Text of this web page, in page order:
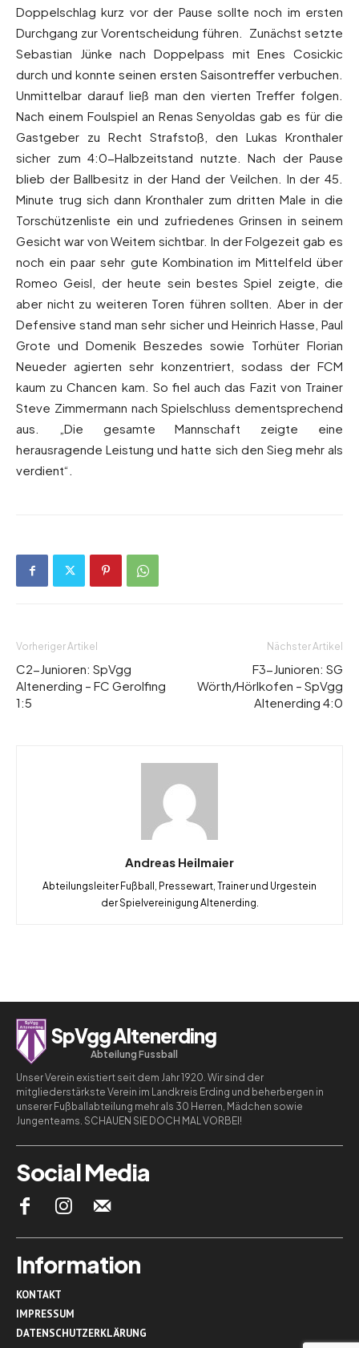
Doppelschlag kurz vor der Pause sollte noch im ersten
Durchgang zur Vorentscheidung führen. Zunächst setzte
Sebastian Jünke nach Doppelpass mit Enes Cosickic
durch und konnte seinen ersten Saisontreffer verbuchen.
Unmittelbar darauf ließ man den vierten Treffer folgen.
Nach einem Foulspiel an Renas Senyoldas gab es für die
Gastgeber zu Recht Strafstoß, den Lukas Kronthaler
sicher zum 4:0-Halbzeitstand nutzte. Nach der Pause
blieb der Ballbesitz in der Hand der Veilchen. In der 45.
Minute trug sich dann Kronthaler zum dritten Male in die
Torschützenliste ein und zufriedenes Grinsen in seinem
Gesicht war von Weitem sichtbar. In der Folgezeit gab es
noch ein paar sehr gute Kombination im Mittelfeld über
Romeo Geisl, der heute sein bestes Spiel zeigte, die
aber nicht zu weiteren Toren führen sollten. Aber in der
Defensive stand man sehr sicher und Heinrich Hasse, Paul
Grote und Domenik Beszedes sowie Torhüter Florian
Neueder agierten sehr konzentriert, sodass der FCM
kaum zu Chancen kam. So fiel auch das Fazit von Trainer
Steve Zimmermann nach Spielschluss dementsprechend
aus. „Die gesamte Mannschaft zeigte eine
herausragende Leistung und hatte sich den Sieg mehr als
verdient“.
Vorheriger Artikel
C2-Junioren: SpVgg
Altenerding – FC Gerolfing
1:5
Nächster Artikel
F3-Junioren: SG
Wörth/Hörlkofen – SpVgg
Altenerding 4:0
Andreas Heilmaier
Abteilungsleiter Fußball, Pressewart, Trainer und Urgestein
der Spielvereinigung Altenerding.
SpVgg Altenerding
Abteilung Fussball
Unser Verein existiert seit dem Jahr 1920. Wir sind der
mitgliederstärkste Verein im Landkreis Erding und beherbergen in
unserer Fußballabteilung mehr als 30 Herren, Mädchen sowie
Jungenteams. SCHAUEN SIE DOCH MAL VORBEI!
Social Media
Information
KONTAKT
IMPRESSUM
DATENSCHUTZERKLÄRUNG